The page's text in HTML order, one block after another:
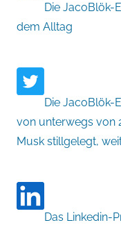
Die JacoBlök-
dem Alltag
Die JacoBlök-
von unterwegs von
Musk stillgelegt,
Das Linkedin-